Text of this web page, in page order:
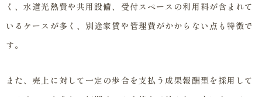
く、水道光熱費や共用設備、受付スペースの利用料が含まれて
いるケースが多く、別途家賃や管理費がかからない点も特徴で
す。
また、売上に対して一定の歩合を支払う成果報酬型を採用して